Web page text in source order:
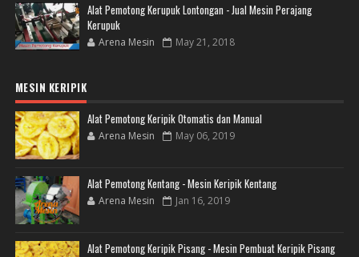
Alat Pemotong Kerupuk Lontongan - Jual Mesin Perajang
Kerupuk
Arena Mesin May 21, 2018
MESIN KERIPIK
Alat Pemotong Keripik Otomatis dan Manual
Arena Mesin May 06, 2019
Alat Pemotong Kentang - Mesin Keripik Kentang
Arena Mesin Jan 16, 2019
Alat Pemotong Keripik Pisang - Mesin Pembuat Keripik Pisang